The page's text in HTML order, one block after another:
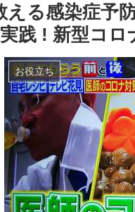
える感染症予
践 ! 新型コロ
お役立ち